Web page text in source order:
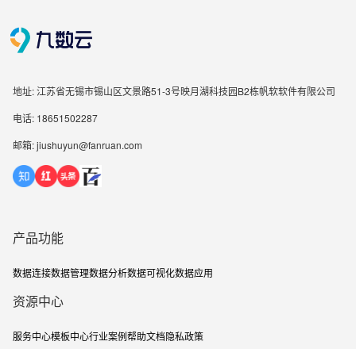
地址: 江苏省无锡市锡山区文景路51-3号映月湖科技园B2栋帆软软件有限公司
电话: 18651502287
邮箱: jiushuyun@fanruan.com
产品功能
数据连接数据管理数据分析数据可视化数据应用
资源中心
服务中心模板中心行业案例帮助文档隐私政策